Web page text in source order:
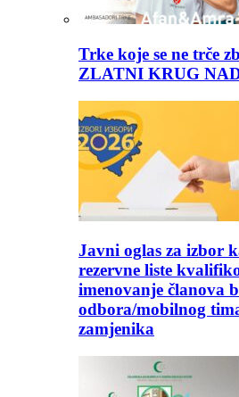
Trke koje se ne trče
ZLATNI KRUG
Javni oglas za izbor
rezervne liste
imenovanje članova
odbora/mobilnog
zamjenika